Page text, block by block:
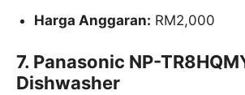
Harga Anggaran: RM2,000​
7. Panasonic NP-
Dishwasher